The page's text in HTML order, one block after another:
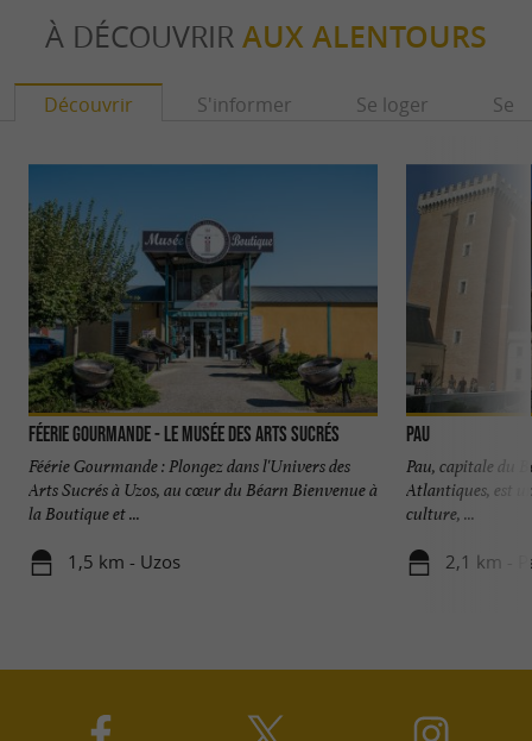
À DÉCOUVRIR AUX ALENTOURS
Découvrir S'informer Se loger Se
Féerie Gourmande - Le Musée des Arts sucrés
Féérie Gourmande : Plongez dans l'Univers des
Arts Sucrés à Uzos, au cœur du Béarn Bienvenue à
la Boutique et ...
1,5 km - Uzos
Pau
Pau, capitale du
Atlantiques, est
culture, ...
2,1 km -